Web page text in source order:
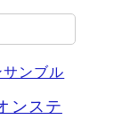
ェス
その
その
サンブル
ンステ